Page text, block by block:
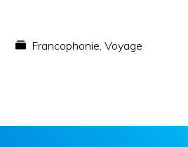
Francophonie ,Voyage